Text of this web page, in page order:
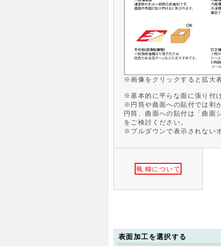
※画像をクリックすると拡大
※基本的に平らな面に張り付
※円筒や曲面への貼付では剥
円筒、曲面への貼付は「曲面
をご検討ください。
※プルダウンで表示されない
糊について
表面加工を選択する